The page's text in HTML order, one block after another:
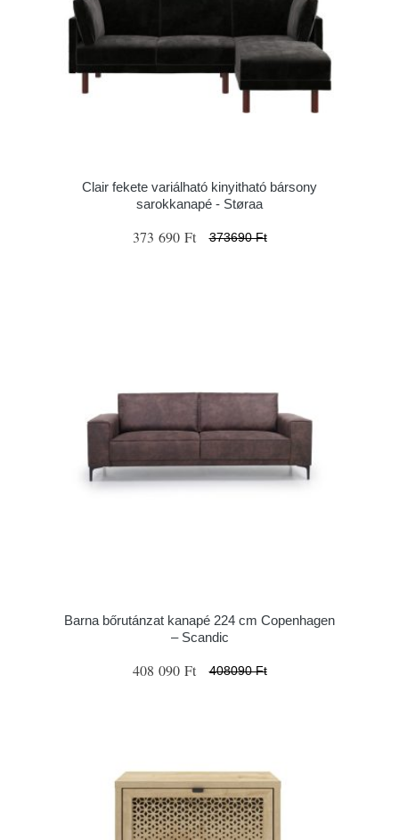
Clair fekete variálható kinyitható bársony
sarokkanapé - Støraa
373 690 Ft 373690 Ft
Barna bőrutánzat kanapé 224 cm Copenhagen
– Scandic
408 090 Ft 408090 Ft